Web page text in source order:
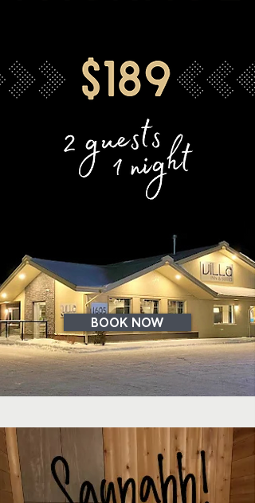
BOOK NOW